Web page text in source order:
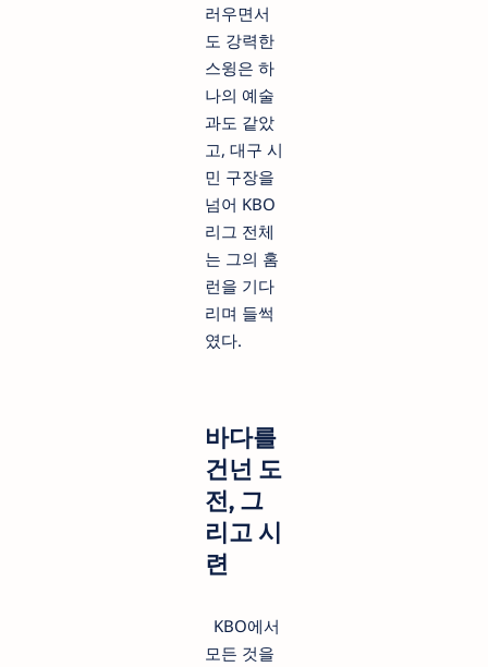
러우면서
도 강력한
스윙은 하
나의 예술
과도 같았
고, 대구 시
민 구장을
넘어 KBO
리그 전체
는 그의 홈
런을 기다
리며 들썩
였다.
바다를
건넌 도
전, 그
리고 시
련
KBO에서
모든 것을